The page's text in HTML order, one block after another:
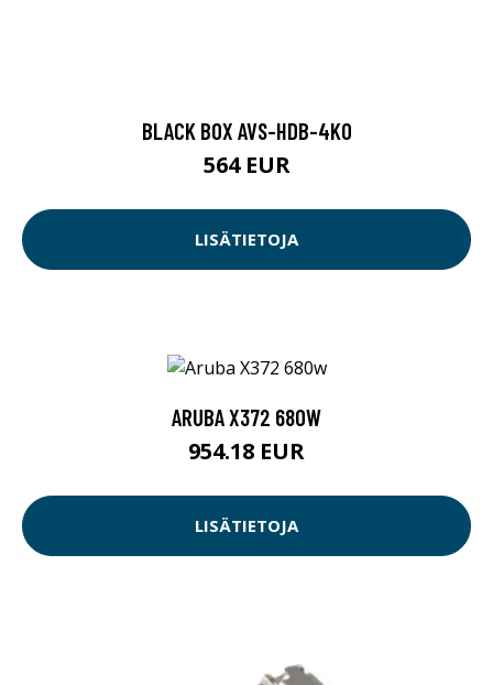
BLACK BOX AVS-HDB-4KO
564 EUR
LISÄTIETOJA
ARUBA X372 680W
954.18 EUR
LISÄTIETOJA